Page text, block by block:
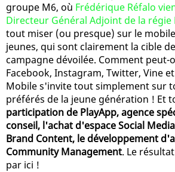
groupe M6, où Frédérique Réfalo
Directeur Général Adjoint de la régie
tout miser (ou presque) sur le
jeunes, qui sont clairement la cible
campagne dévoilée. Comment
Facebook, Instagram, Twitter, Vine
Mobile s'invite tout simplement sur
préférés de la jeune génération ! Et
participation de PlayApp, agence
conseil, l'achat d'espace Social
Brand Content, le développement
Community Management. Le
par ici !